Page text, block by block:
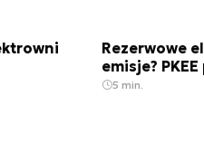
Rezerwowe
emisje?
5 min.